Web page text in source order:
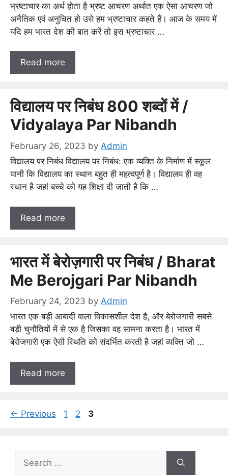
भ्रष्टाचार का अर्थ होता है भ्रष्ट आचरण अर्थात एक ऐसा आचरण जो
अनैतिक एवं अनुचित हो उसे हम भ्रष्टाचार कहते हैं। आज के समय में
यदि हम भारत देश की बात करें तो इस भ्रष्टाचार …
Read more
विद्यालय पर निबंध 800 शब्दों में /
Vidyalaya Par Nibandh
February 26, 2023 by Admin
विद्यालय पर निबंध विद्यालय पर निबंध: एक व्यक्ति के निर्माण में स्कूल
यानी कि विद्यालय का स्थान बहुत ही महत्वपूर्ण है। विद्यालय ही वह
स्थान है जहां बच्चे को यह शिक्षा दी जाती है कि …
Read more
भारत में बेरोज़गारी पर निबंध / Bharat
Me Berojgari Par Nibandh
February 24, 2023 by Admin
भारत एक बड़ी आबादी वाला विकासशील देश है, और बेरोजगारी सबसे
बड़ी चुनौतियों में से एक है जिसका वह सामना करता है। भारत में
बेरोजगारी एक ऐसी स्थिति को संदर्भित करती है जहां व्यक्ति जो …
Read more
← Previous Page
1 Page
2 Page
3
for: